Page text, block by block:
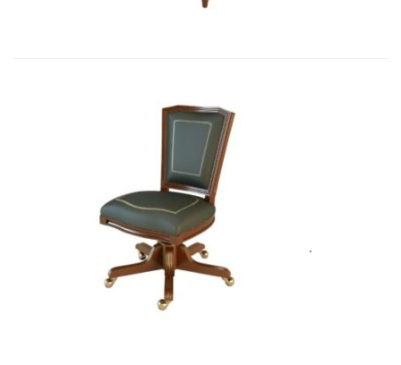
Art&Moble 01005 Кресло вращающе...
3 562,00